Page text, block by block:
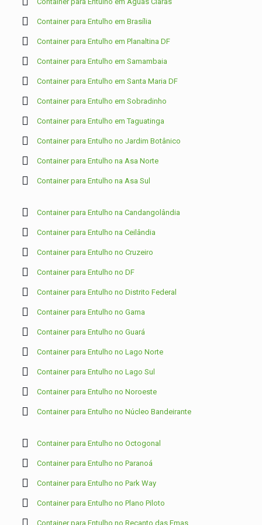
Container para Entulho em Brasília
Container para Entulho em Planaltina DF
Container para Entulho em Samambaia
Container para Entulho em Santa Maria DF
Container para Entulho em Sobradinho
Container para Entulho em Taguatinga
Container para Entulho no Jardim Botânico
Container para Entulho na Asa Norte
Container para Entulho na Asa Sul
Container para Entulho na Candangolândia
Container para Entulho na Ceilândia
Container para Entulho no Cruzeiro
Container para Entulho no DF
Container para Entulho no Distrito Federal
Container para Entulho no Gama
Container para Entulho no Guará
Container para Entulho no Lago Norte
Container para Entulho no Lago Sul
Container para Entulho no Noroeste
Container para Entulho no Núcleo Bandeirante
Container para Entulho no Octogonal
Container para Entulho no Paranoá
Container para Entulho no Park Way
Container para Entulho no Plano Piloto
Container para Entulho no Recanto das Emas